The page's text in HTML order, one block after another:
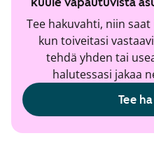
Tee hakuvahti, niin
kun toiveitasi
tehdä yhden tai
halutessasi jakaa
Tee